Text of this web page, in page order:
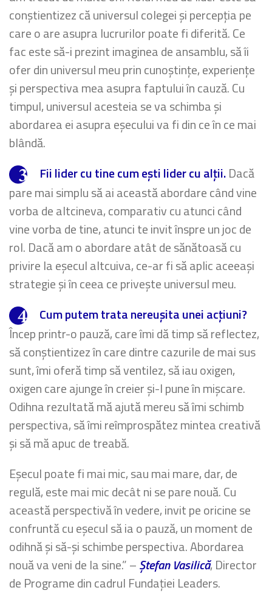
conștientizez că universul colegei și percepția pe
care o are asupra lucrurilor poate fi diferită. Ce
fac este să-i prezint imaginea de ansamblu, să îi
ofer din universul meu prin cunoștințe, experiențe
și perspectiva mea asupra faptului în cauză. Cu
timpul, universul acesteia se va schimba și
abordarea ei asupra eșecului va fi din ce în ce mai
blândă.
Fii lider cu tine cum ești lider cu alții.Dacă
pare mai simplu să ai această abordare când vine
vorba de altcineva, comparativ cu atunci când
vine vorba de tine, atunci te invit înspre un joc de
rol. Dacă am o abordare atât de sănătoasă cu
privire la eșecul altcuiva, ce-ar fi să aplic aceeași
strategie și în ceea ce privește universul meu.
Cum putem trata nereușita unei acțiuni?
Încep printr-o pauză, care îmi dă timp să reflectez,
să conștientizez în care dintre cazurile de mai sus
sunt, îmi oferă timp să ventilez, să iau oxigen,
oxigen care ajunge în creier și-l pune în mișcare.
Odihna rezultată mă ajută mereu să îmi schimb
perspectiva, să îmi reîmprospătez mintea creativă
și să mă apuc de treabă.
Eșecul poate fi mai mic, sau mai mare, dar, de
regulă, este mai mic decât ni se pare nouă. Cu
această perspectivă în vedere, invit pe oricine se
confruntă cu eșecul să ia o pauză, un moment de
odihnă și să-și schimbe perspectiva. Abordarea
nouă va veni de la sine.” –Ștefan Vasilică, Director
de Programe din cadrul Fundației Leaders.